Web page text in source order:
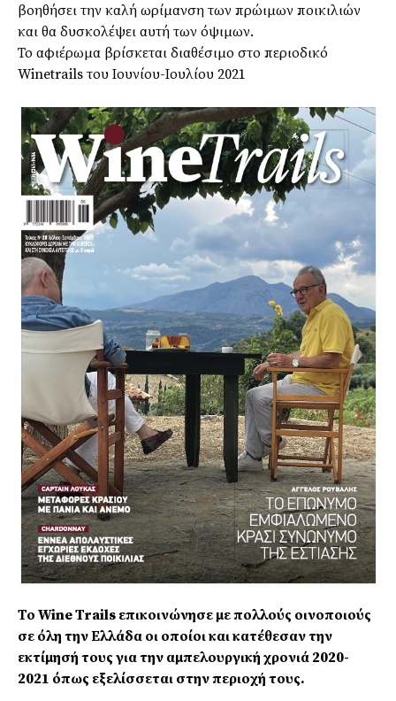
βοηθήσει την καλή ωρίμανση των πρώιμων ποικιλιών
και θα δυσκολέψει αυτή των όψιμων.
Το αφιέρωμα βρίσκεται διαθέσιμο στο περιοδικό
Winetrails του Ιουνίου-Ιουλίου 2021
Το Wine Trails επικοινώνησε με πολλούς οινοποιούς
σε όλη την Ελλάδα οι οποίοι και κατέθεσαν την
εκτίμησή τους για την αμπελουργική χρονιά 2020-
2021 όπως εξελίσσεται στην περιοχή τους.